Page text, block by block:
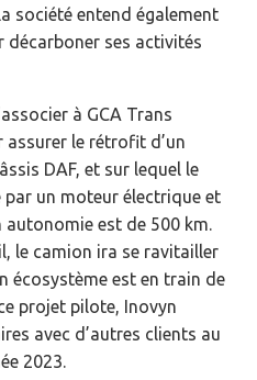
société entend également
décarboner ses activités
à GCA Trans
assurer le rétrofit d’un
DAF, et sur lequel le
un moteur électrique et
est de 500 km.
le camion ira se ravitailler
écosystème est en train de
projet pilote, Inovyn
avec d’autres clients au
2023.